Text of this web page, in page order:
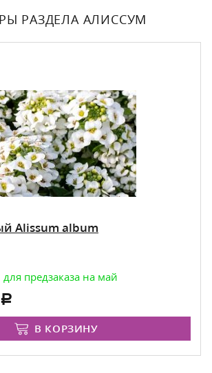
РАЗДЕЛА АЛИССУМ
Alissum album
предзаказа на май
В КОРЗИНУ